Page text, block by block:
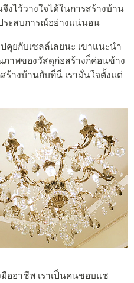
ไว้วางใจได้ในการสร้างบ้าน
ระสบการณ์อย่างแน่นอน
คุยกับเซลล์เลยนะ เขาแนะนำ
าพของวัสดุก่อสร้างก็ค่อนข้าง
ร้างบ้านกับที่นี่ เรามั่นใจตั้งแต่
มืออาชีพ เราเป็นคนชอบแช